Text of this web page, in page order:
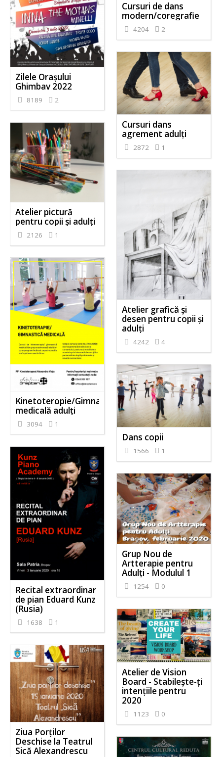
Zilele Orașului
Ghimbav 2022
8189 2
Cursuri de dans
modern/coregrafie
4204 2
Cursuri dans
agrement adulți
2872 1
Atelier pictură
pentru copii și adulți
2126 1
Atelier grafică și
desen pentru copii și
adulți
4242 4
Kinetoteropie/Gimnastică
medicală adulți
3094 1
Dans copii
1566 1
Recital extraordinar
de pian Eduard Kunz
(Rusia)
1638 1
Grup Nou de
Artterapie pentru
Adulți - Modulul 1
1254 0
Atelier de Vision
Board - Stabilește-ți
intențiile pentru
2020
1123 0
Ziua Porților
Deschise la Teatrul
Sică Alexandrescu